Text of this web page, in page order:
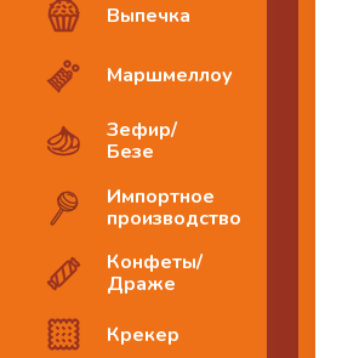
Выпечка
Маршмеллоу
Зефир/
Безе
Импортное
производство
Конфеты/
Драже
Крекер